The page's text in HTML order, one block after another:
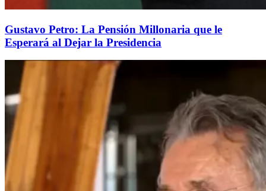
Gustavo Petro: La Pensión Millonaria que le
Esperará al Dejar la Presidencia